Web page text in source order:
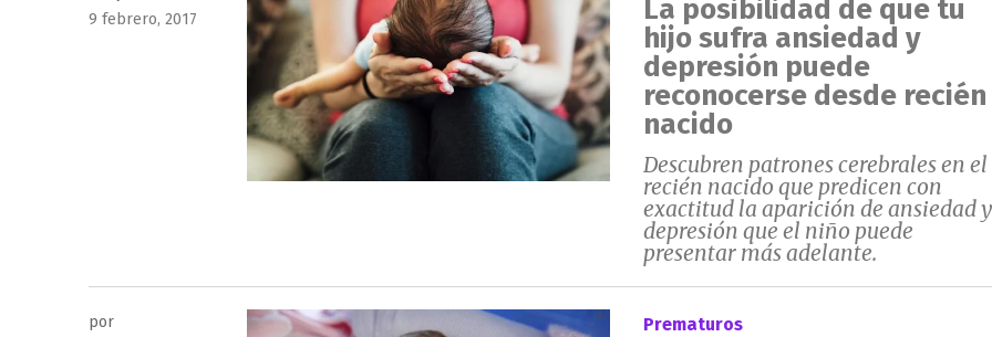
Publicado
9 febrero, 2017
La posibilidad de que tu
hijo sufra ansiedad y
depresión puede
reconocerse desde recién
nacido
Descubren patrones cerebrales en el
recién nacido que predicen con
exactitud la aparición de ansiedad y
depresión que el niño puede
presentar más adelante.
por
Prematuros